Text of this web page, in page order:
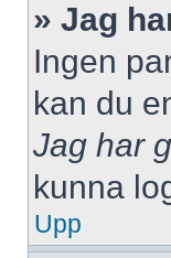
» Jag
Ingen
kan du
Jag har
kunna
Upp